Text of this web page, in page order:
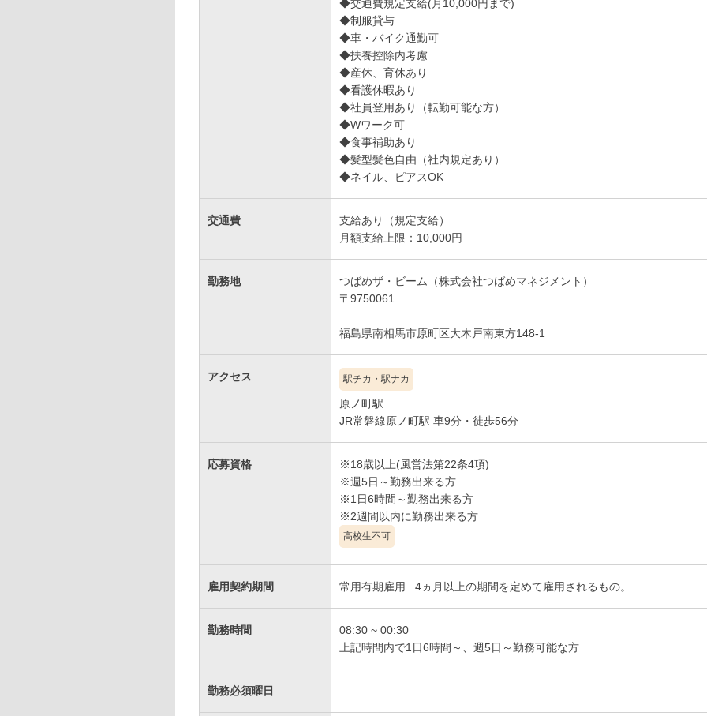
◆交通費規定支給(月10,000円まで)
◆制服貸与
◆車・バイク通勤可
◆扶養控除内考慮
◆産休、育休あり
◆看護休暇あり
◆社員登用あり（転勤可能な方）
◆Wワーク可
◆食事補助あり
◆髪型髪色自由（社内規定あり）
◆ネイル、ピアスOK
交通費
支給あり（規定支給）
勤務地
つばめザ・ビーム（株式会社つばめマネジメント）
〒9750061
アクセス 駅チカ・駅ナカ
原ノ町駅
JR常磐線原ノ町駅 車9分・徒歩56分
応募資格
※18歳以上(風営法第22条4項)
※週5日～勤務出来る方
※1日6時間～勤務出来る方
高校生不可
雇用契約期間 常用有期雇用...4ヵ月以上の期間を定めて雇用されるもの。
勤務時間
08:30 ~ 00:30
上記時間内で1日6時間～、週5日～勤務可能な方
勤務必須曜日